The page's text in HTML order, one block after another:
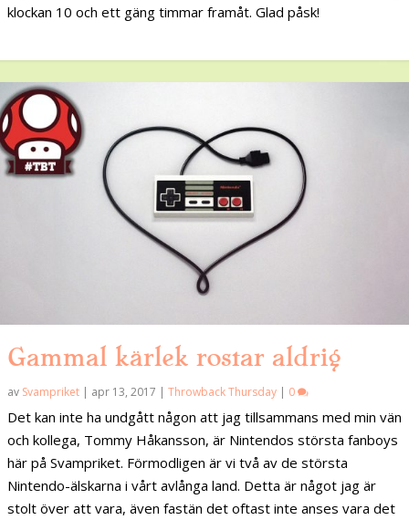
klockan 10 och ett gäng timmar framåt. Glad påsk!
Gammal kärlek rostar aldrig
av Svampriket | apr 13, 2017 | Throwback Thursday | 0
Det kan inte ha undgått någon att jag tillsammans med min vän
och kollega, Tommy Håkansson, är Nintendos största fanboys
här på Svampriket. Förmodligen är vi två av de största
Nintendo-älskarna i vårt avlånga land. Detta är något jag är
stolt över att vara, även fastän det oftast inte anses vara det